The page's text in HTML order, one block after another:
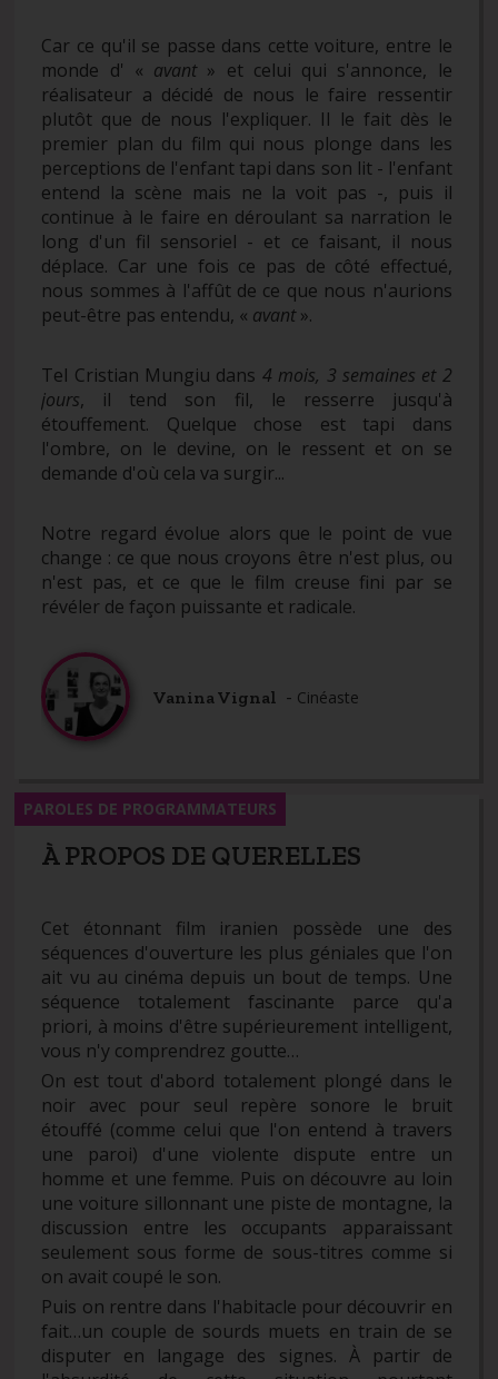
Car ce qu'il se passe dans cette voiture, entre le
monde d' « avant» et celui qui s'annonce, le
réalisateur a décidé de nous le faire ressentir
plutôt que de nous l'expliquer. Il le fait dès le
premier plan du film qui nous plonge dans les
perceptions de l'enfant tapi dans son lit - l'enfant
entend la scène mais ne la voit pas -, puis il
continue à le faire en déroulant sa narration le
long d'un fil sensoriel - et ce faisant, il nous
déplace. Car une fois ce pas de côté effectué,
nous sommes à l'affût de ce que nous n'aurions
peut-être pas entendu, « avant».
Tel Cristian Mungiu dans 4 mois, 3 semaines et 2
jours, il tend son fil, le resserre jusqu'à
étouffement. Quelque chose est tapi dans
l'ombre, on le devine, on le ressent et on se
demande d'où cela va surgir...
Notre regard évolue alors que le point de vue
change : ce que nous croyons être n'est plus, ou
n'est pas, et ce que le film creuse fini par se
révéler de façon puissante et radicale.
Vanina Vignal - Cinéaste
À PROPOS DE QUERELLES
Cet étonnant film iranien possède une des
séquences d'ouverture les plus géniales que l'on
ait vu au cinéma depuis un bout de temps. Une
séquence totalement fascinante parce qu'a
priori, à moins d'être supérieurement intelligent,
vous n'y comprendrez goutte…
On est tout d'abord totalement plongé dans le
noir avec pour seul repère sonore le bruit
étouffé (comme celui que l'on entend à travers
une paroi) d'une violente dispute entre un
homme et une femme. Puis on découvre au loin
une voiture sillonnant une piste de montagne, la
discussion entre les occupants apparaissant
seulement sous forme de sous-titres comme si
on avait coupé le son.
Puis on rentre dans l'habitacle pour découvrir en
fait…un couple de sourds muets en train de se
disputer en langage des signes. À partir de
PAROLES DE PROGRAMMATEURS